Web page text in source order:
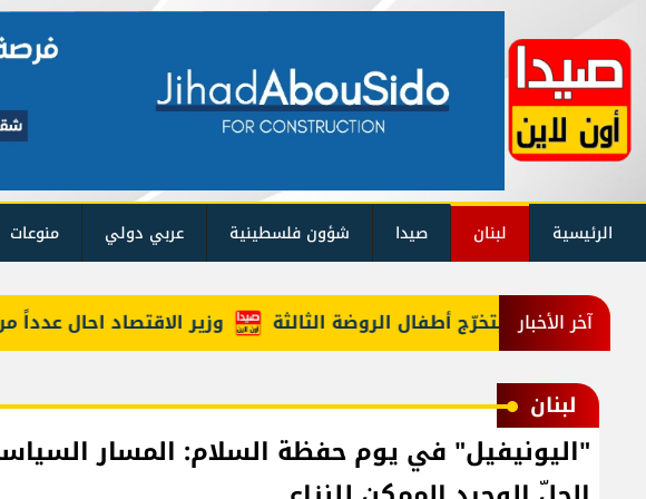
الرئيسية لبنان صيدا شؤون فلسطينية عربي دولي منوعات
آخر الأخبار وزير الاقتصاد احال عدداً من احتفالًا بتخرّج أطفال الروضة الثالثة
لبنان
"اليونيفيل" في يوم حفظة السلام: المسار